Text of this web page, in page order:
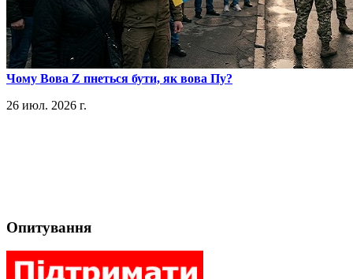
​Чому Вова Z пнеться бути, як вова Пу?
26 июл. 2026 г.
Опитування